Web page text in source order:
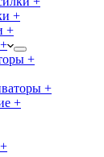
+
+
+
+
+